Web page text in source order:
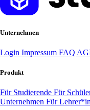
Unternehmen
Login Impressum FAQ
Produkt
Für Studierende Für
Unternehmen Für